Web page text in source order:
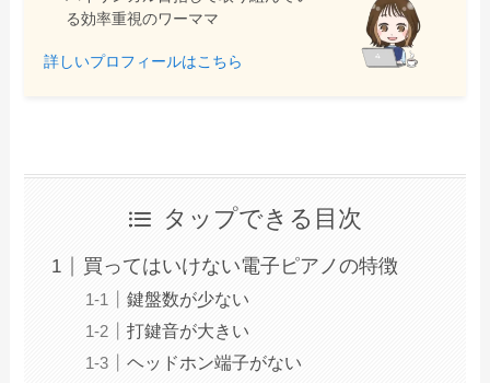
る効率重視のワーママ
詳しいプロフィールはこちら
タップできる目次
買ってはいけない電子ピアノの特徴
鍵盤数が少ない
打鍵音が大きい
ヘッドホン端子がない